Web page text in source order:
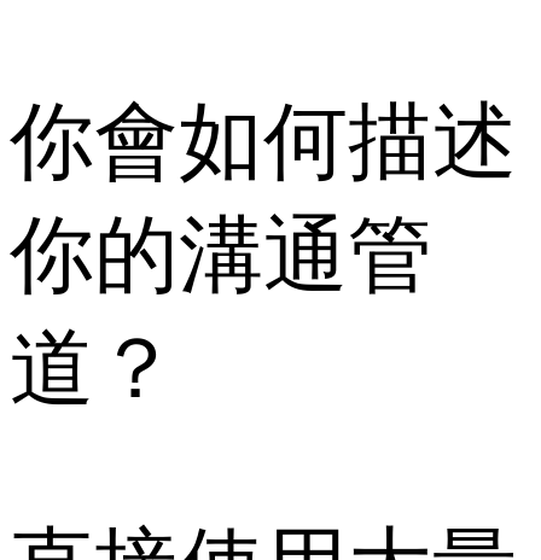
你會如何描述
你的溝通管
道？